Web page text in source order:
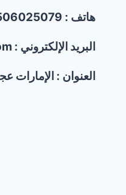
هاتف : 0506025079
البريد الإلكتروني : admin@kpicleaning.com
العنوان : الإمارات